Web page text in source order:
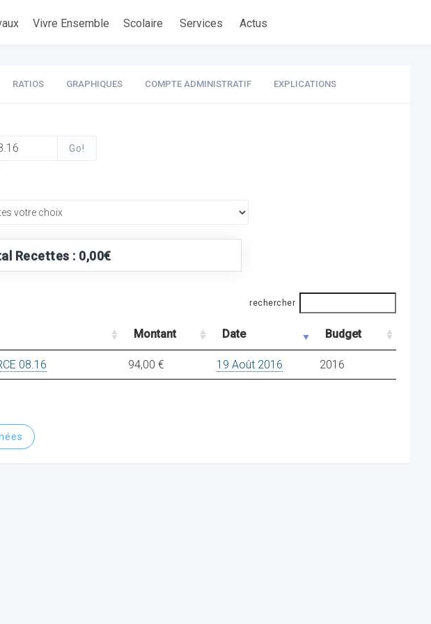
Vivre Ensemble Scolaire Services Actus
RATIOS GRAPHIQUES COMPTE ADMINISTRATIF EXPLICATIONS
Go!
Recettes : 0,00€
rechercher
Montant Date Budget
08.16 94,00 € 19 Août 2016 2016